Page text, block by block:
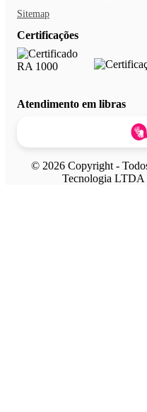
Sitemap
Certificações
Atendimento em libras
© 2026 Copyright -
Tecnologia LTDA